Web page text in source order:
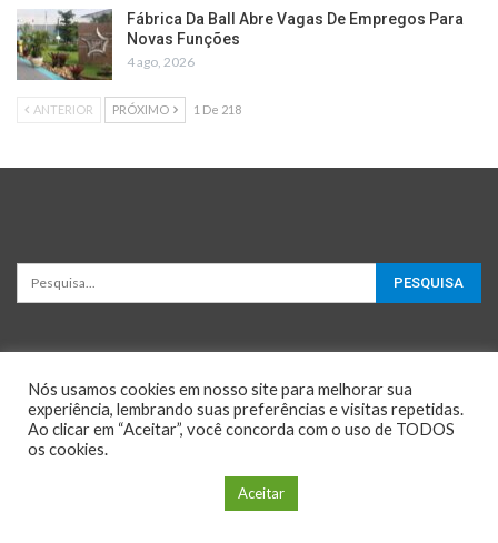
Fábrica Da Ball Abre Vagas De Empregos Para
Novas Funções
4 ago, 2026
ANTERIOR PRÓXIMO 1 De 218
© 2026 - Oportunidades e Negócios. All Rights Reserved.
Website Design:BetterStudio
Nós usamos cookies em nosso site para melhorar sua
experiência, lembrando suas preferências e visitas repetidas.
Ao clicar em “Aceitar”, você concorda com o uso de TODOS
os cookies.
Aceitar